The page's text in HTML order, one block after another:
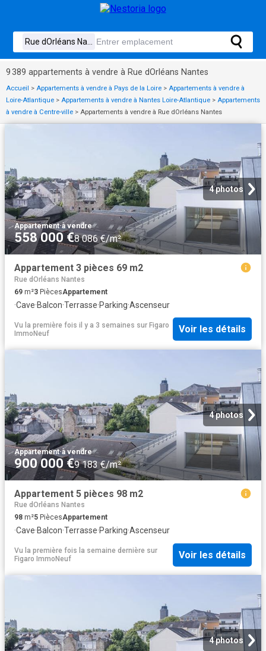
9 389 appartements à vendre à Rue dOrléans Nantes
Accueil > Appartements à vendre à Pays de la Loire > Appartements à vendre à
Loire-Atlantique > Appartements à vendre à Nantes Loire-Atlantique > Appartements
à vendre à Centre-ville > Appartements à vendre à Rue dOrléans Nantes
4 photos
Appartement·à vendre
558 000 €8 086 €/m²
Appartement 3 pièces 69 m2
Rue dOrléans Nantes
69 m²3 PiècesAppartement
·Cave·Balcon·Terrasse·Parking·Ascenseur
Vu la première fois il y a 3 semaines sur Figaro
ImmoNeuf
Voir les détails
4 photos
Appartement·à vendre
900 000 €9 183 €/m²
Appartement 5 pièces 98 m2
Rue dOrléans Nantes
98 m²5 PiècesAppartement
·Cave·Balcon·Terrasse·Parking·Ascenseur
Vu la première fois la semaine dernière sur
Figaro ImmoNeuf
Voir les détails
4 photos